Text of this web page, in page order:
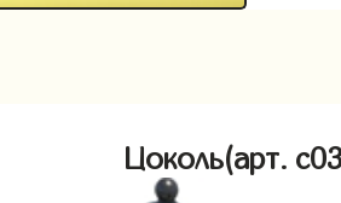
Цоколь(арт.